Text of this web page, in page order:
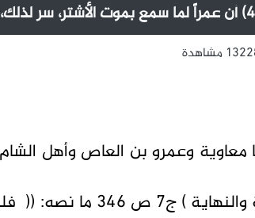
مشاهدة
معاوية وعمرو بن العاص وأهل
قال في ( البداية